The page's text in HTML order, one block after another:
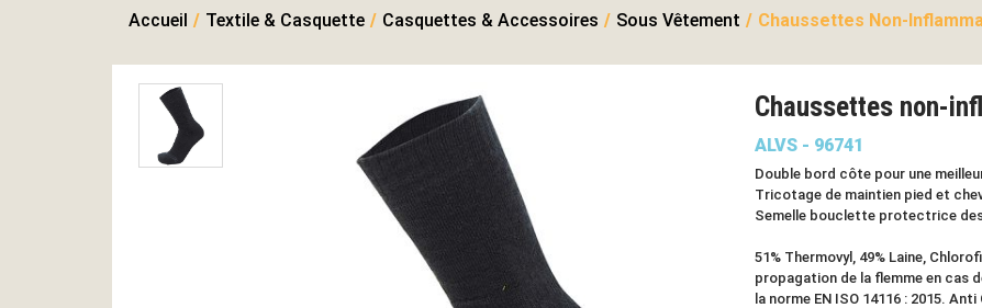
Accueil / Textile & Casquette / Casquettes & Accessoires / Sous Vêtement / Chaussettes Non-
Chaussettes non-
ALVS - 96741
Double bord côte pour une
Tricotage de maintien pied et
Semelle bouclette protectrice
51% Thermovyl, 49% Laine,
propagation de la flemme en cas
la norme EN ISO 14116 : 2015.